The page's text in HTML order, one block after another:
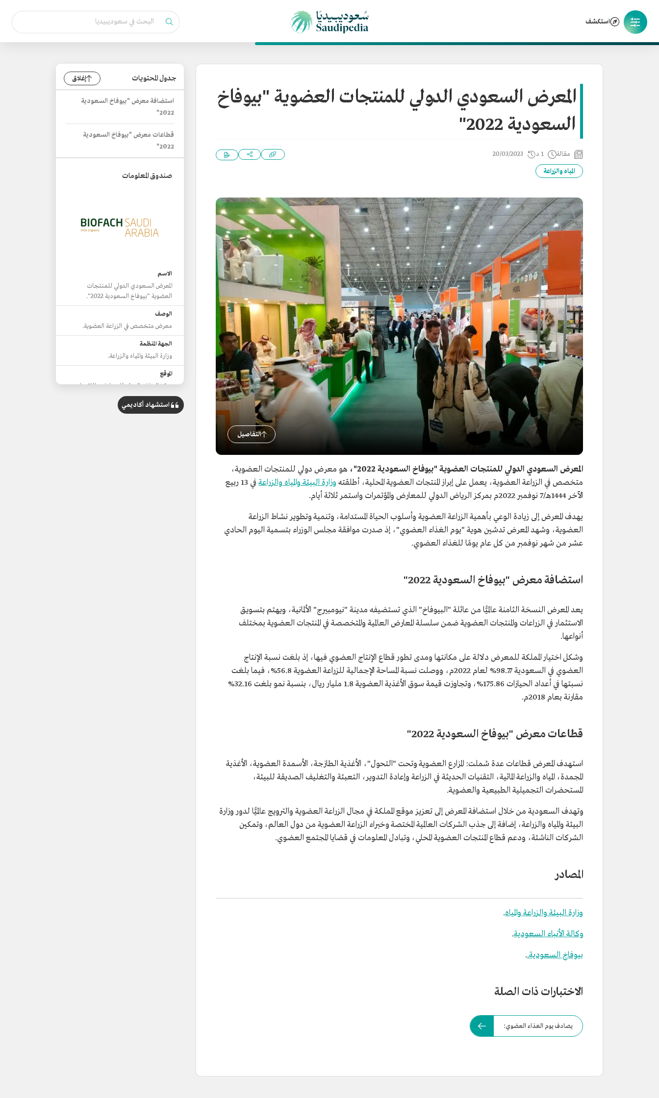
استكشف
المعرض السعودي الدولي للمنتجات العضوية "بيوفاخ
السعودية 2022"
مقالة 1 د 20/03/2023
المياه والزراعة
التفاصيل
المعرض السعودي الدولي للمنتجات العضوية "بيوفاخ السعودية 2022"،
هو معرض دولي للمنتجات العضوية،
متخصص في الزراعة العضوية، يعمل على إبراز المنتجات العضوية المحلية، أطلقته وزارة البيئة والمياه والزراعة
في 13 ربيع
الآخر 1444هـ/7 نوفمبر 2022م بمركز الرياض الدولي للمعارض والمؤتمرات واستمر ثلاثة أيام.
يهدف المعرض إلى زيادة الوعي بأهمية الزراعة العضوية وأسلوب الحياة المستدامة، وتنمية وتطوير نشاط الزراعة
العضوية، وشهد المعرض تدشين هوية "يوم الغذاء العضوي"، إذ صدرت موافقة مجلس الوزراء بتسمية اليوم الحادي
عشر من شهر نوفمبر من كل عام يومًا للغذاء العضوي.
استضافة معرض "بيوفاخ السعودية 2022"
يعد المعرض النسخة الثامنة عالميًّا من عائلة "البيوفاخ" الذي تستضيفه مدينة "نيومبيرج" الألمانية، ويهتم بتسويق
الاستثمار في الزراعات والمنتجات العضوية ضمن سلسلة المعارض العالمية والمتخصصة في المنتجات العضوية بمختلف
أنواعها.
وشكل اختيار المملكة للمعرض دلالة على مكانتها ومدى تطور قطاع الإنتاج العضوي فيها، إذ بلغت نسبة الإنتاج
العضوي في السعودية 98.77% لعام 2022م، ووصلت نسبة المساحة الإجمالية للزراعة العضوية 56.8%، فيما بلغت
نسبتها في أعداد الحيازات 175.86%، وتجاوزت قيمة سوق الأغذية العضوية 1.8 مليار ريال، بنسبة نمو بلغت 32.16%
مقارنة بعام 2018م.
قطاعات معرض "بيوفاخ السعودية 2022"
استهدف المعرض قطاعات عدة شملت: المزارع العضوية وتحت "التحول"، الأغذية الطازجة، الأسمدة العضوية، الأغذية
المجمدة، المياه والزراعة المائية، التقنيات الحديثة في الزراعة وإعادة التدوير، التعبئة والتغليف الصديقة للبيئة،
المستحضرات التجميلية الطبيعية والعضوية.
وتهدف السعودية من خلال استضافة المعرض إلى تعزيز موقع المملكة في مجال الزراعة العضوية والترويج عالميًّا لدور وزارة
البيئة والمياه والزراعة، إضافة إلى جذب الشركات العالمية المختصة وخبراء الزراعة العضوية من دول العالم، وتمكين
الشركات الناشئة، ودعم قطاع المنتجات العضوية المحلي، وتبادل المعلومات في قضايا المجتمع العضوي.
المصادر
وزارة البيئة والزراعة والمياه.
وكالة الأنباء السعودية.
بيوفاخ السعودية..
الاختبارات ذات الصلة
يصادف يوم الغذاء العضوي:
جدول المحتويات إغلاق
استضافة معرض "بيوفاخ السعودية
2022"
قطاعات معرض "بيوفاخ السعودية
2022"
صندوق المعلومات
الاسم
المعرض السعودي الدولي للمنتجات
العضوية "بيوفاخ السعودية 2022".
الوصف
معرض متخصص في الزراعة العضوية.
الجهة المنظمة
وزارة البيئة والمياه والزراعة.
الموقع
مركز الرياض الدولي للمعارض والمؤتمرات.
الهدف
رفع الوعي بأهمية الزراعة العضوية وأسلوب
استشهاد أكاديمي